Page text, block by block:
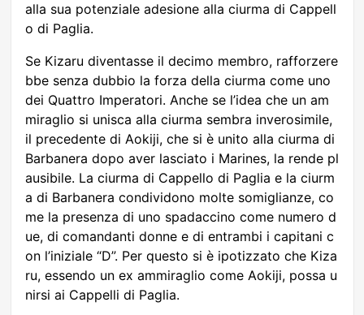
alla sua potenziale adesione alla ciurma di Cappell
o di Paglia.
Se Kizaru diventasse il decimo membro, rafforzere
bbe senza dubbio la forza della ciurma come uno
dei Quattro Imperatori. Anche se l’idea che un am
miraglio si unisca alla ciurma sembra inverosimile,
il precedente di Aokiji, che si è unito alla ciurma di
Barbanera dopo aver lasciato i Marines, la rende pl
ausibile. La ciurma di Cappello di Paglia e la ciurm
a di Barbanera condividono molte somiglianze, co
me la presenza di uno spadaccino come numero d
ue, di comandanti donne e di entrambi i capitani c
on l’iniziale “D”. Per questo si è ipotizzato che Kiza
ru, essendo un ex ammiraglio come Aokiji, possa u
nirsi ai Cappelli di Paglia.